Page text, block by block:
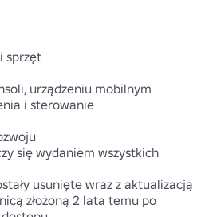
sprzęt
urządzeniu mobilnym
i sterowanie
się wydaniem wszystkich
usunięte wraz z aktualizacją
złożoną 2 lata temu po